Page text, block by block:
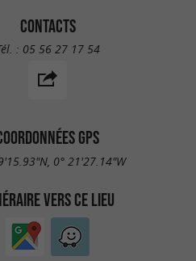
CONTACTS
: 05 56 27 17 54
GPS
0° 21'27.14"W
VERS CE LIEU